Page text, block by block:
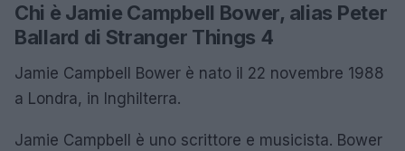
Chi è Jamie Campbell Bower, alias Peter
Ballard di Stranger Things 4
Jamie Campbell Bower è nato il 22 novembre 1988
a Londra, in Inghilterra.
Jamie Campbell è uno scrittore e musicista. Bower